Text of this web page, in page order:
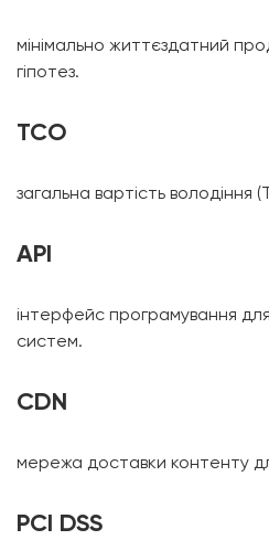
мінімально життєздатний
гіпотез.
TCO
загальна вартість
API
інтерфейс програмування для
систем.
CDN
мережа доставки контенту
PCI DSS